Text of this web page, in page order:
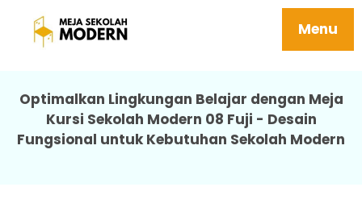
Menu
Jual Meja Belajar Tidak Mudah Rusak
Perawatan Awet Dipasang 08 Fuji
Optimalkan Lingkungan Belajar dengan Meja
Kursi Sekolah Modern 08 Fuji - Desain
Fungsional untuk Kebutuhan Sekolah Modern